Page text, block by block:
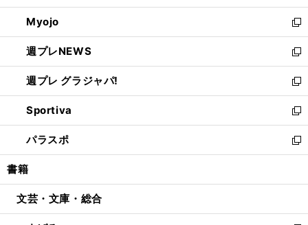
開
く
ウ
で
開
く
ン
ド
ウ
で
開
く
ウ
ィ
ン
ド
ウ
で
開
く
Myojo
新
し
い
ウ
ィ
ン
ド
ウ
で
開
週プレNEWS
新
し
い
ウ
ィ
ン
ド
ウ
開
週プレ グラジャパ!
新
し
い
ウ
ィ
ン
ウ
開
Sportiva
新
し
い
ウ
ン
ウ
パラスポ
新
し
ウ
ン
書籍
文芸・文庫・総合